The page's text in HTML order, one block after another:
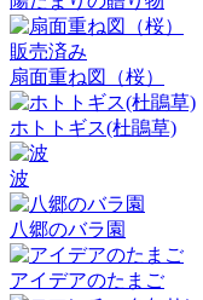
販売済み
扇面重ね図（桜）
ホトトギス(杜鵑草)
波
八郷のバラ園
アイデアのたまご